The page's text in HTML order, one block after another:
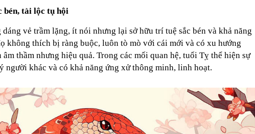
bén, tài lộc tụ hội
vẻ trầm lặng, ít nói nhưng lại sở hữu trí tuệ sắc bén và khả năng
không thích bị ràng buộc, luôn tò mò với cái mới và có xu hướng
âm thầm nhưng hiệu quả. Trong các mối quan hệ, tuổi Tỵ thể hiện sự
người khác và có khả năng ứng xử thông minh, linh hoạt.